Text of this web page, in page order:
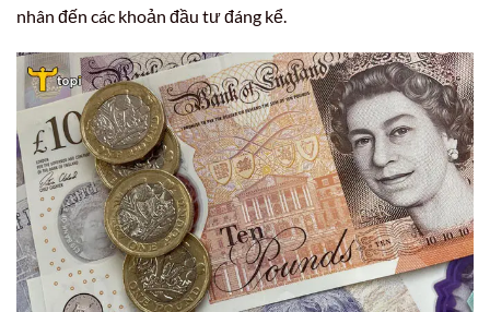
nhân đến các khoản đầu tư đáng kể.